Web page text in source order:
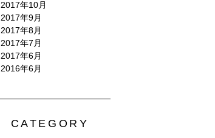
2017年10月
2017年9月
2017年8月
2017年7月
2017年6月
2016年6月
CATEGORY